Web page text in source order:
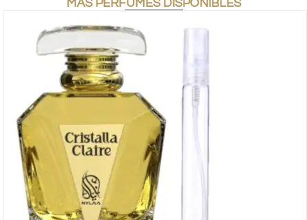
MÁS PERFUMES DISPONIBLES